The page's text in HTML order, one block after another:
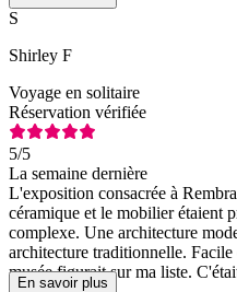
S
Shirley F
Voyage en solitaire
Réservation vérifiée
5/5
La semaine dernière
L'exposition consacrée à
céramique et le mobilier étaient
complexe. Une architecture
architecture traditionnelle.
musée figurait sur ma liste.
En savoir plus